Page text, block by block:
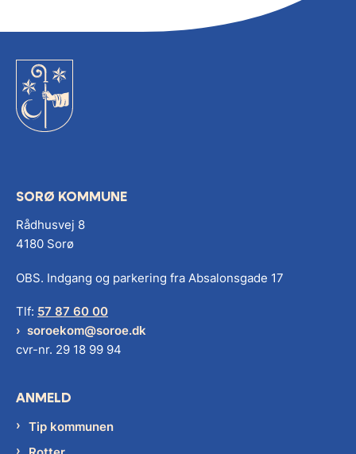
SORØ KOMMUNE
Rådhusvej 8
4180 Sorø
OBS. Indgang og parkering fra Absalonsgade 17
Tlf: 57 87 60 00
soroekom@soroe.dk
cvr-nr. 29 18 99 94
ANMELD
Tip kommunen